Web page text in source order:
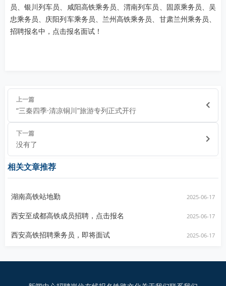
员、银川列车员、咸阳高铁乘务员、渭南列车员、固原乘务员、吴
忠乘务员、庆阳列车乘务员、兰州高铁乘务员、甘肃兰州乘务员、
招聘报名中，点击报名面试！
上一篇
“三秦四季·清凉铜川”旅游专列正式开行
下一篇
没有了
相关文章推荐
湖南高铁站地勤 2025-06-17
西安至成都高铁成员招聘，点击报名 2025-06-17
西安高铁招聘乘务员，即将面试 2025-06-17